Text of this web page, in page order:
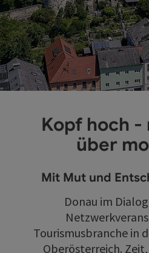
Kopf hoch
über
Mit Mut und
Donau im
Tourismusbranche in
Oberösterreich.